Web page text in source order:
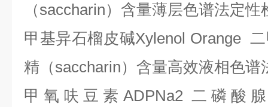
（saccharin）含量薄层色谱法定
甲基异石榴皮碱Xylenol Orange
精（saccharin）含量高效液相色谱
甲氧呋豆素 ADPNa2 二磷酸